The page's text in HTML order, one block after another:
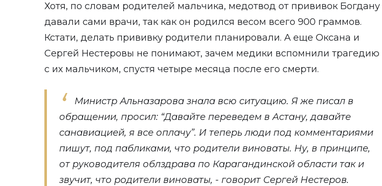
Хотя, по словам родителей мальчика, медотвод от прививок Богдану
давали сами врачи, так как он родился весом всего 900 граммов.
Кстати, делать прививку родители планировали. А еще Оксана и
Сергей Нестеровы не понимают, зачем медики вспомнили трагедию
с их мальчиком, спустя четыре месяца после его смерти.
Министр Альназарова знала всю ситуацию. Я же писал в
обращении, просил: “Давайте переведем в Астану, давайте
санавиацией, я все оплачу”. И теперь люди под комментариями
пишут, под пабликами, что родители виноваты. Ну, в принципе,
от руководителя облздрава по Карагандинской области так и
звучит, что родители виноваты, - говорит Сергей Нестеров.